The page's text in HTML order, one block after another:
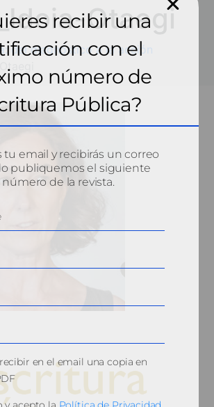
Otaegi
del diagnóstico a la acción
recibir una
con el
número de
Pública?
tu email y recibirás un correo
publiquemos el siguiente
número de la revista.
en el email una copia en